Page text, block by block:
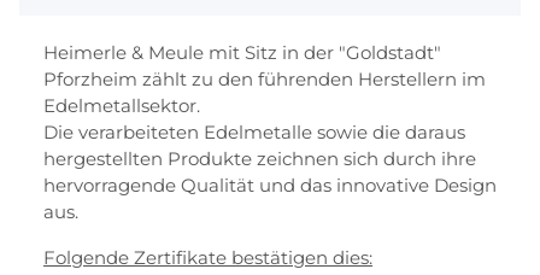
Heimerle & Meule mit Sitz in der "Goldstadt"
Pforzheim zählt zu den führenden Herstellern im
Edelmetallsektor.
Die verarbeiteten Edelmetalle sowie die daraus
hergestellten Produkte zeichnen sich durch ihre
hervorragende Qualität und das innovative Design
aus.
Folgende Zertifikate bestätigen dies: